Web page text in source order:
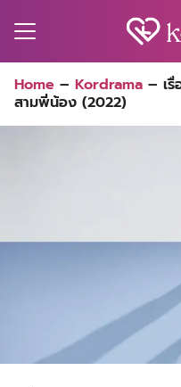
for:
Home – Kordrama – เ
สามพี่น้อง (2022)